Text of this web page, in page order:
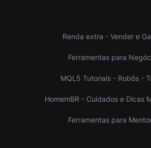
Renda extra - Vender e
Ferramentas para
MQL5 Tutoriais - Robôs -
HomemBR - Cuidados e Dicas
Ferramentas para